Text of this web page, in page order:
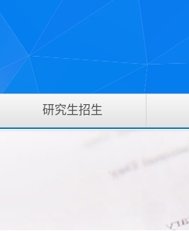
研究生招生